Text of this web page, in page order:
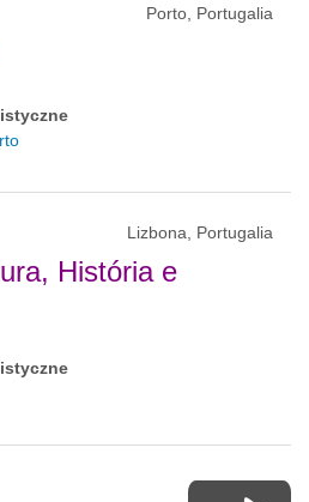
Porto, Portugalia
Lizbona, Portugalia
História e